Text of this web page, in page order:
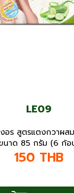
LE09
อร สูตรแตงกวาผสม
นาด 85 กรัม (6 ก้อ
150 THB